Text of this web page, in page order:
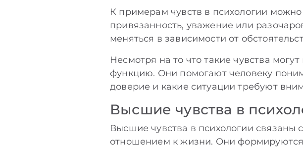
К примерам чувств в психологии
привязанность, уважение или
меняться в зависимости от
Несмотря на то что такие чувства
функцию. Они помогают человеку
доверие и какие ситуации требуют
Высшие чувства в
Высшие чувства в психологии
отношением к жизни. Они